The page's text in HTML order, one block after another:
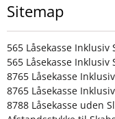
Sitemap
565 Låsekasse
565 Låsekasse
8765 Låsekasse
8765 Låsekasse
8788 Låsekasse uden